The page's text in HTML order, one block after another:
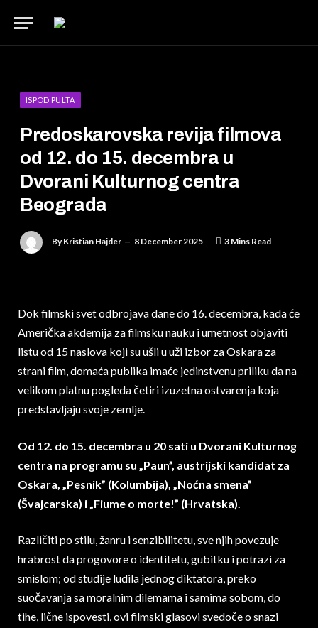
ISPOD PULTA
Predoskarovska revija filmova
od 12. do 15. decembra u
Dvorani Kulturnog centra
Beograda
By Kristian Hajder 8 December 2025 3 Mins Read
Dok filmski svet odbrojava dane do 16. decembra, kada će
Američka akdemija za filmsku nauku i umetnost objaviti
listu od 15 naslova koji su ušli u uži izbor za Oskara za
strani film, domaća publika imaće jedinstvenu priliku da na
velikom platnu pogleda četiri izuzetna ostvarenja koja
predstavljaju svoje zemlje.
Od 12. do 15. decembra u 20 sati u Dvorani Kulturnog
centra na programu su „Paun”, austrijski kandidat za
Oskara, „Pesnik” (Kolumbija), „Noćna smena”
(Švajcarska) i „Fiume o morte!” (Hrvatska).
Različiti po stilu, žanru i senzibilitetu, sve njih povezuje
hrabrost da progovore o identitetu, gubitku i potrazi za
smislom; od studije ludila jednog diktatora, preko
suočavanja sa moralnim dilemama i samima sobom, do
tihe, lične ispovesti, ovi filmski glasovi svedoče o snazi